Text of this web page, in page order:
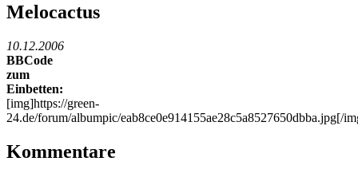
Melocactus
10.12.2006
BBCode
zum
Einbetten:
[img]https://green-
24.de/forum/albumpic/eab8ce0e914155ae28c5a8527650dbba.jpg[/
Kommentare